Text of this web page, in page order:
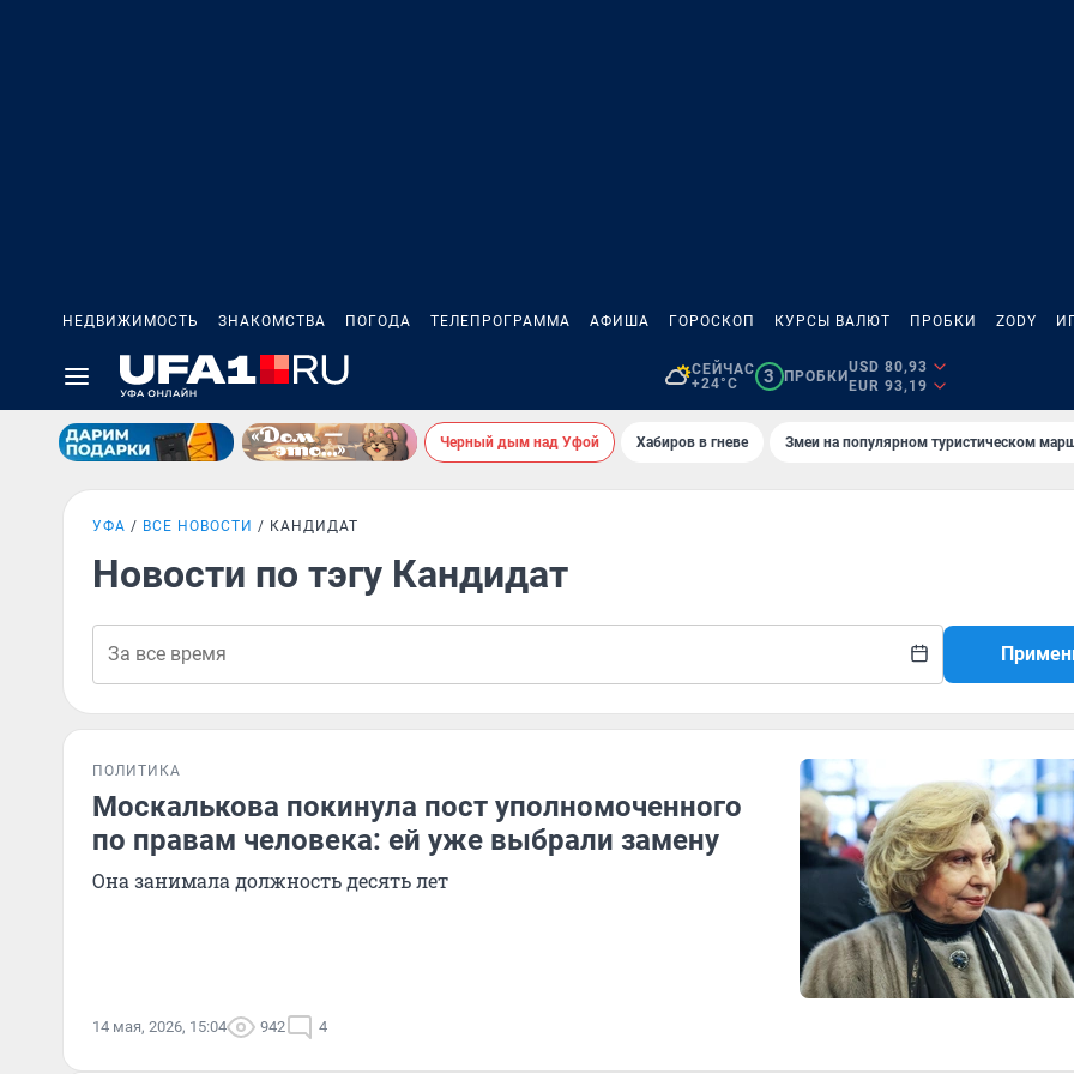
НЕДВИЖИМОСТЬ ЗНАКОМСТВА ПОГОДА ТЕЛЕПРОГРАММА АФИША ГОРОСКОП КУРСЫ ВАЛЮТ ПРОБКИ ZODY
СЕЙЧАС
+24°C
3 ПРОБКИ
USD 80,93
EUR 93,19
Черный дым над Уфой Хабиров в гневе Змеи на популярном туристическом
УФА ВСЕ НОВОСТИ КАНДИДАТ
Новости по тэгу Кандидат
ПОЛИТИКА
Москалькова покинула пост уполномоченного
по правам человека: ей уже выбрали замену
Она занимала должность десять лет
14 мая, 2026, 15:04 942 4